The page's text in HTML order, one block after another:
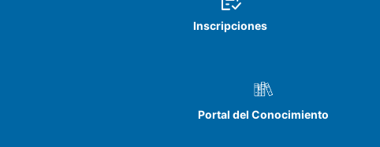
factor discapacidad
neurorehabilitación
relación
componentes
general.
Inscripciones
Portal del Conocimiento